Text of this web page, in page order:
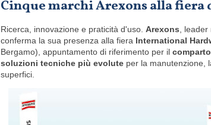
Cinque marchi Arexons alla
Ricerca, innovazione e praticità d'uso. Arexons, leader
conferma la sua presenza alla fiera International
Bergamo), appuntamento di riferimento per il
soluzioni tecniche più evolute per la manutenzione,
superfici.